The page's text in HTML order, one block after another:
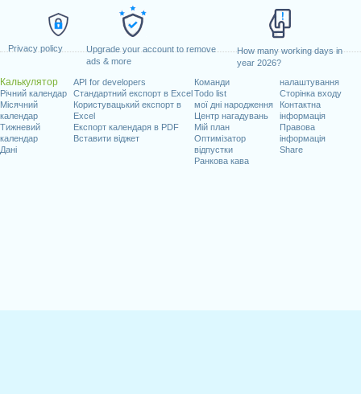
Privacy policy
Upgrade your account to remove
ads & more
How many working days in
year 2026?
Калькулятор
Річний календар
Місячний
календар
Тижневий
календар
Дані
API for developers
Стандартний експорт в Excel
Користувацький експорт в
Excel
Експорт календаря в PDF
Вставити віджет
Команди
Todo list
мої дні народження
Центр нагадувань
Мій план
Оптимізатор
відпустки
Ранкова кава
налаштування
Сторінка входу
Контактна
інформація
Правова
інформація
Share